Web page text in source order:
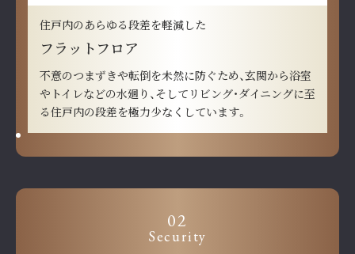
住戸内のあらゆる段差を軽減した
フラットフロア
不意のつまずきや転倒を未然に防ぐため、玄関から浴室
やトイレなどの水廻り、そしてリビング・ダイニングに至
る住戸内の段差を極力少なくしています。
02
Security